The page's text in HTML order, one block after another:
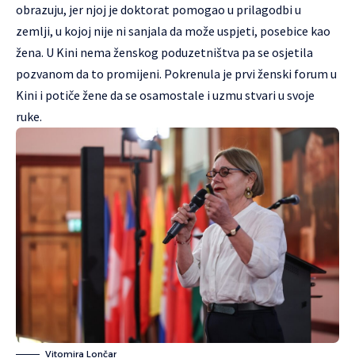
obrazuju, jer njoj je doktorat pomogao u prilagodbi u
zemlji, u kojoj nije ni sanjala da može uspjeti, posebice kao
žena. U Kini nema ženskog poduzetništva pa se osjetila
pozvanom da to promijeni. Pokrenula je prvi ženski forum u
Kini i potiče žene da se osamostale i uzmu stvari u svoje
ruke.
Vitomira Lončar